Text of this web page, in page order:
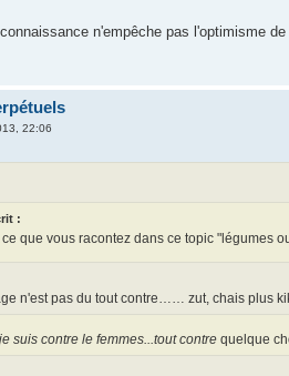
n'empêche pas l'optimisme
22:06
:
que vous racontez dans ce topic "légumes
n'est pas du tout contre…… zut, chais plus
je suis contre le femmes...tout contre quelque